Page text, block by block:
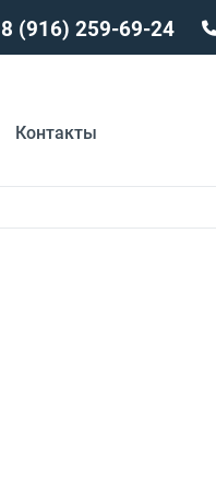
(916) 259-69-24
Контакты